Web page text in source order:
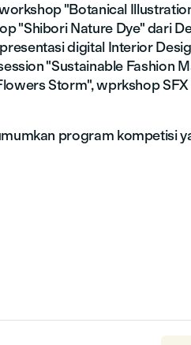
"Botanical
"Shibori Nature Dye" dari
digital Interior
"Sustainable Fashion
Storm", wprkshop
program kompetisi